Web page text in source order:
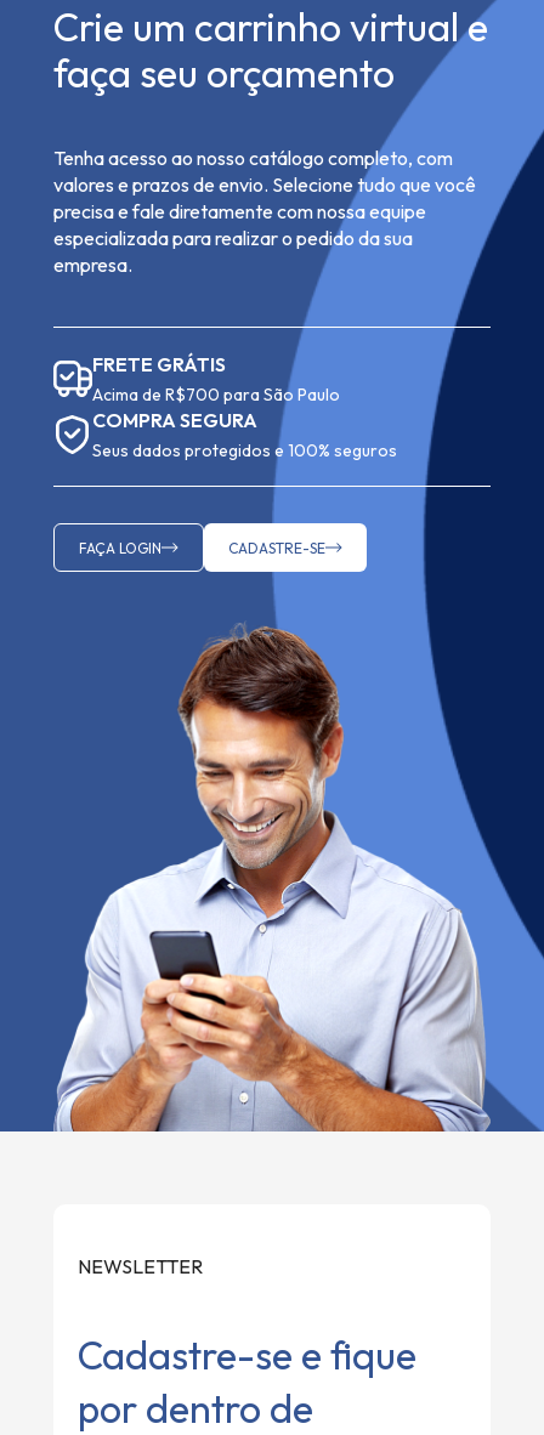
Crie um carrinho virtual e
faça seu orçamento
Tenha acesso ao nosso catálogo completo, com
valores e prazos de envio. Selecione tudo que você
precisa e fale diretamente com nossa equipe
especializada para realizar o pedido da sua
empresa.
FRETE GRÁTIS
Acima de R$700 para São Paulo
COMPRA SEGURA
Seus dados protegidos e 100% seguros
FAÇA LOGIN CADASTRE-SE
NEWSLETTER
Cadastre-se e fique
por dentro de